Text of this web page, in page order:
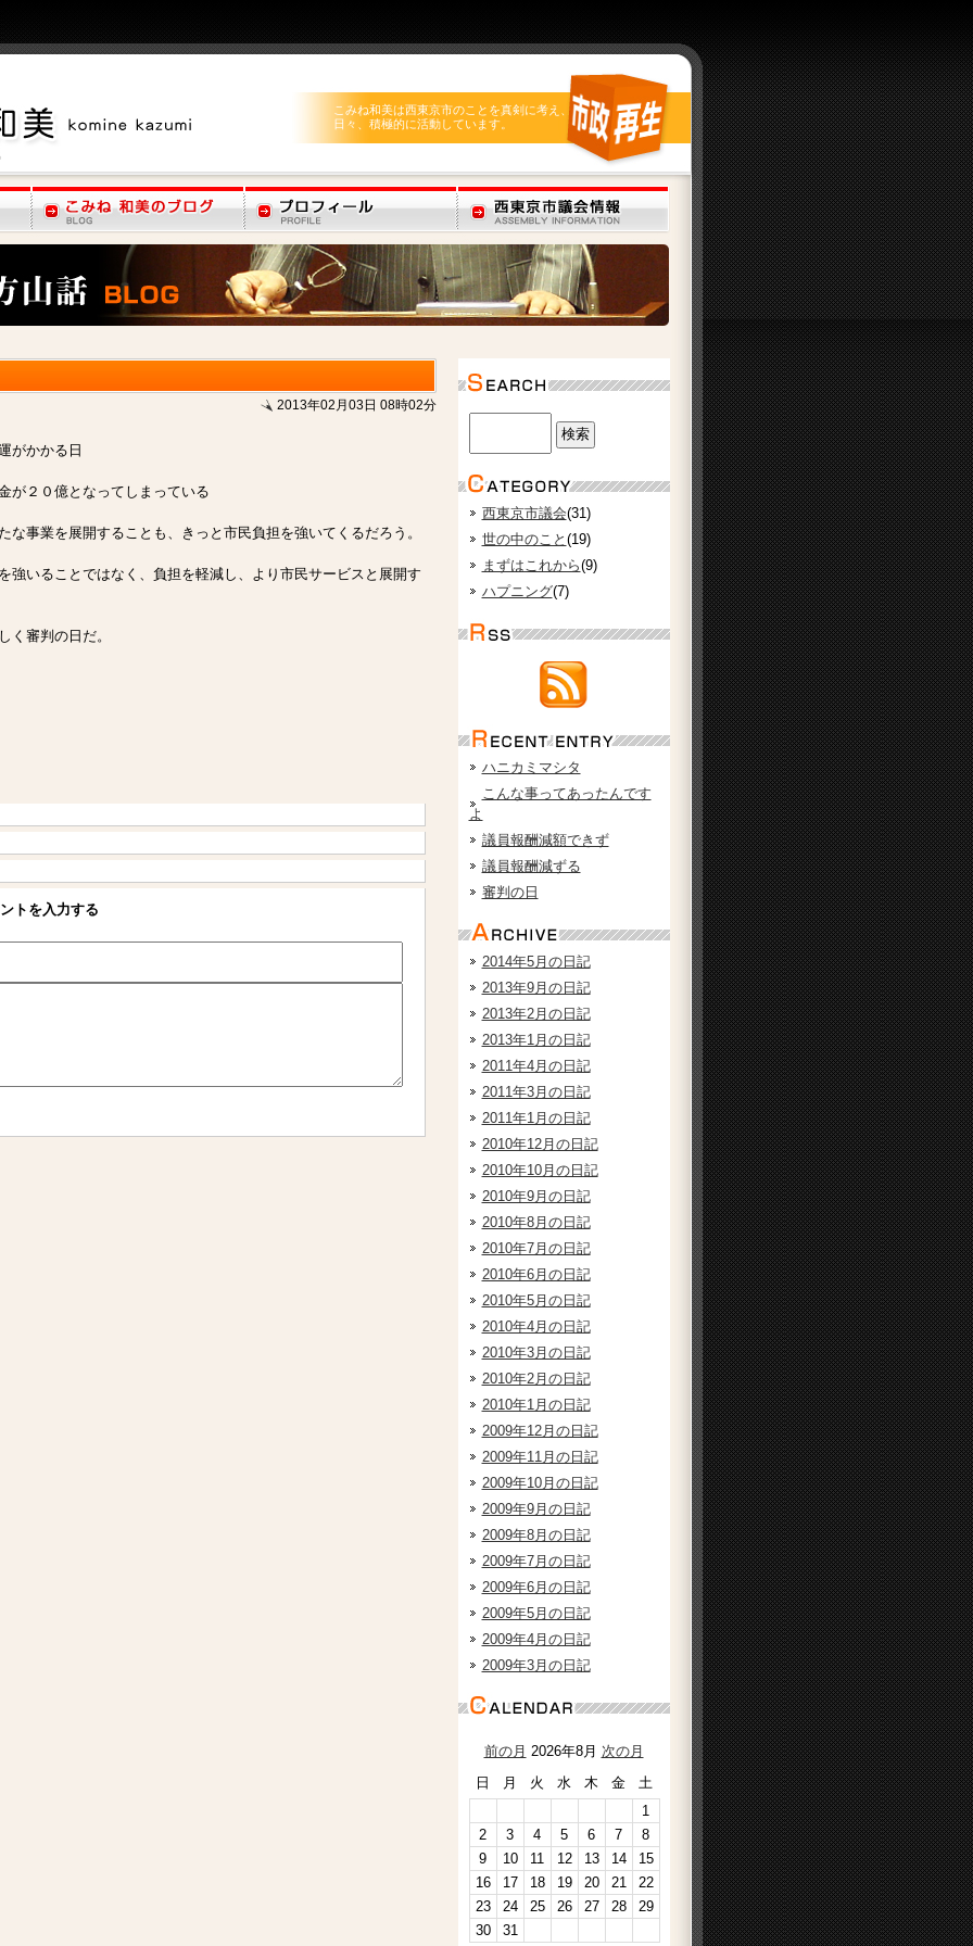
こみね和美は西東京市のことを真剣に考え、
日々、積極的に活動しています。
2013年02月03日 08時02分
がかかる日
が２０億となってしまっている
な事業を展開することも、きっと市民負担を強いてくるだろう。
強いることではなく、負担を軽減し、より市民サービスと展開す
く審判の日だ。
トを入力する
西東京市議会(31)
世の中のこと (19)
まずはこれから(9)
ハプニング(7)
ハニカミマシタ
こんな事ってあったんです
よ
議員報酬減額できず
議員報酬減ずる
審判の日
2014年5月の日記
2013年9月の日記
2013年2月の日記
2013年1月の日記
2011年4月の日記
2011年3月の日記
2011年1月の日記
2010年12月の日記
2010年10月の日記
2010年9月の日記
2010年8月の日記
2010年7月の日記
2010年6月の日記
2010年5月の日記
2010年4月の日記
2010年3月の日記
2010年2月の日記
2010年1月の日記
2009年12月の日記
2009年11月の日記
2009年10月の日記
2009年9月の日記
2009年8月の日記
2009年7月の日記
2009年6月の日記
2009年5月の日記
2009年4月の日記
2009年3月の日記
前の月 2026年8月 次の月
日
月 火 水 木 金
土
1
2
3 4 5 6 7
8
9
10 11 12 13 14
15
16
17 18 19 20 21
22
23
24 25 26 27 28
29
30
31